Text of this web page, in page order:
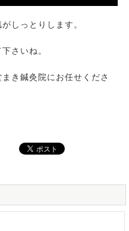
しっとりします。
さいね。
き鍼灸院にお任せくださ